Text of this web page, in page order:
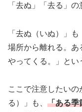
「去ぬ」「去る」の
「去ぬ（いぬ）」
場所から離れる。あ
やってくる。」とい
ここで注意したい
る）」も、 「ある季